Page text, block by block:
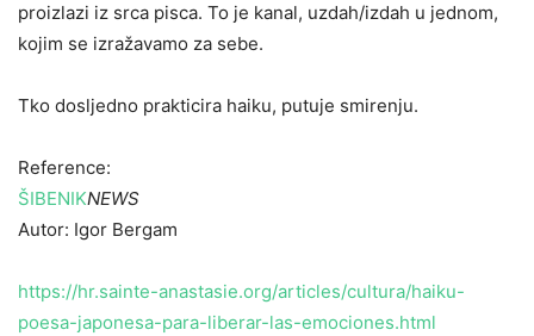
proizlazi iz srca pisca. To je kanal, uzdah/izdah u jednom,
kojim se izražavamo za sebe.
Tko dosljedno prakticira haiku, putuje smirenju.
Reference:
ŠIBENIKNEWS
Autor: Igor Bergam
https://hr.sainte-anastasie.org/articles/cultura/haiku-
poesa-japonesa-para-liberar-las-emociones.html